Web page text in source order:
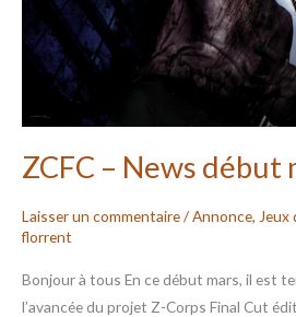
ZCFC – News début
Laisser un commentaire/Annonce, Jeux
florrent
Bonjour à tous En ce début mars, il est
l’avancée du projet Z-Corps Final Cut